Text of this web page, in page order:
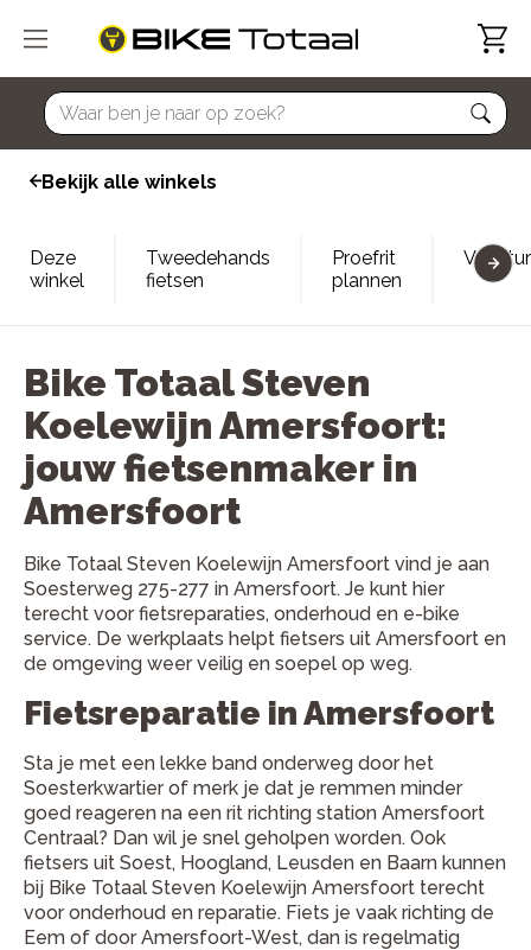
home
Bekijk alle winkels
Deze
winkel
Tweedehands
fietsen
Proefrit
plannen
Bike Totaal Steven
Koelewijn Amersfoort:
jouw fietsenmaker in
Amersfoort
Bike Totaal Steven Koelewijn Amersfoort vind je aan
Soesterweg 275-277 in Amersfoort. Je kunt hier
terecht voor fietsreparaties, onderhoud en e-bike
service. De werkplaats helpt fietsers uit Amersfoort en
de omgeving weer veilig en soepel op weg.
Fietsreparatie in Amersfoort
Sta je met een lekke band onderweg door het
Soesterkwartier of merk je dat je remmen minder
goed reageren na een rit richting station Amersfoort
Centraal? Dan wil je snel geholpen worden. Ook
fietsers uit Soest, Hoogland, Leusden en Baarn kunnen
bij Bike Totaal Steven Koelewijn Amersfoort terecht
voor onderhoud en reparatie. Fiets je vaak richting de
Eem of door Amersfoort-West, dan is regelmatig